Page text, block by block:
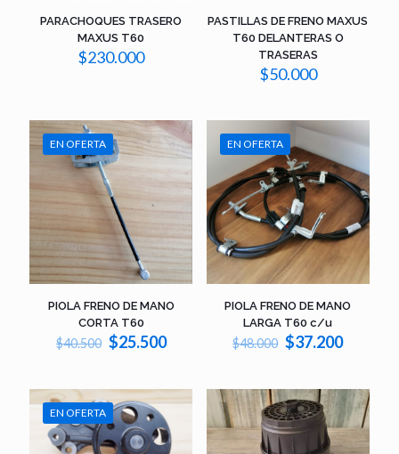
PARACHOQUES TRASERO
MAXUS T60
$230.000
PASTILLAS DE FRENO MAXUS
T60 DELANTERAS O
TRASERAS
$50.000
EN OFERTA
PIOLA FRENO DE MANO
CORTA T60
$40.500 El
era:
$40.500.
$25.500El
es:
$25.500.
EN OFERTA
PIOLA FRENO DE MANO
LARGA T60 c/u
$48.000 El
era:
$48.000.
$37.200El
es:
EN OFERTA